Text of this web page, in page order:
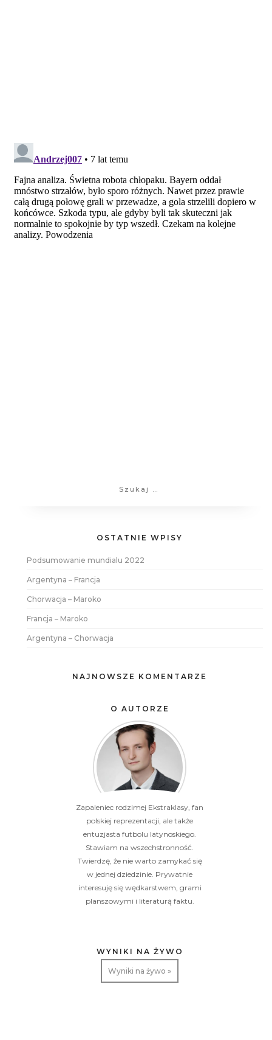
OSTATNIE WPISY
Podsumowanie mundialu 2022
Argentyna – Francja
Chorwacja – Maroko
Francja – Maroko
Argentyna – Chorwacja
NAJNOWSZE KOMENTARZE
O AUTORZE
Zapaleniec rodzimej Ekstraklasy, fan
polskiej reprezentacji, ale także
entuzjasta futbolu latynoskiego.
Stawiam na wszechstronność.
Twierdzę, że nie warto zamykać się
w jednej dziedzinie. Prywatnie
interesuję się wędkarstwem, grami
planszowymi i literaturą faktu.
WYNIKI NA ŻYWO
Wyniki na żywo »